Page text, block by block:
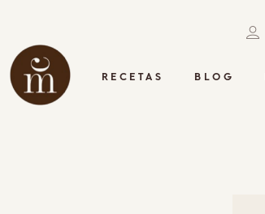
RECETAS BLOG